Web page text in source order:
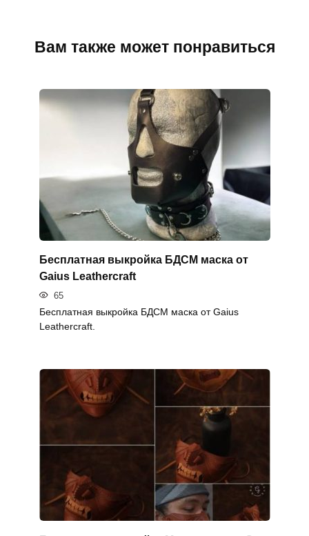
Вам также может понравиться
Бесплатная выкройка БДСМ маска от
Gaius Leathercraft
65
Бесплатная выкройка БДСМ маска от Gaius
Leathercraft.